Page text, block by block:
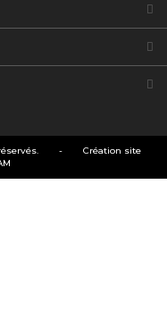
-
Création site